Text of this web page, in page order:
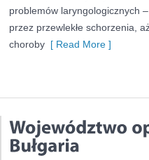
problemów laryngologicznych
przez przewlekłe schorzenia,
choroby [ Read More ]